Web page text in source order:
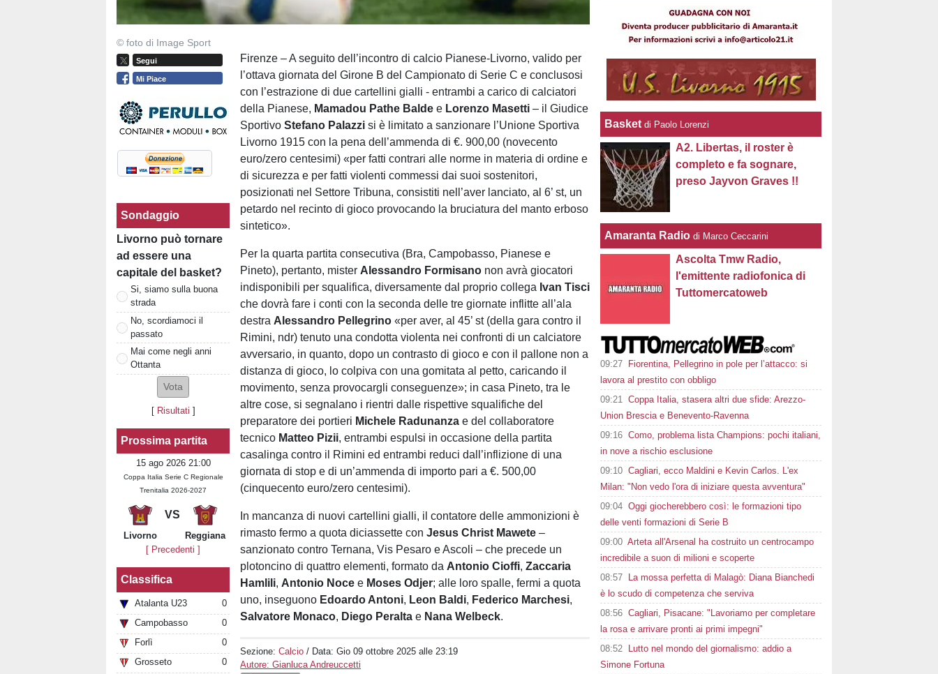
© foto di Image Sport
Segui
Mi Piace
Sondaggio
Livorno può tornare
ad essere una
capitale del basket?
Si, siamo sulla buona
strada
No, scordiamoci il
passato
Mai come negli anni
Ottanta
[ Risultati ]
Prossima partita
15 ago 2026 21:00
Coppa Italia Serie C Regionale
Trenitalia 2026-2027
VS
Livorno
Reggiana
[ Precedenti ]
Classifica
Atalanta U23
0
Campobasso
0
Forlì
0
Grosseto
0
Firenze – A seguito dell’incontro di calcio Pianese-Livorno, valido per
l’ottava giornata del Girone B del Campionato di Serie C e conclusosi
con l’estrazione di due cartellini gialli - entrambi a carico di calciatori
della Pianese, Mamadou Pathe Baldee Lorenzo Masetti– il Giudice
SportivoStefano Palazzisi è limitato a sanzionare l’Unione Sportiva
Livorno 1915 con la pena dell’ammenda di €. 900,00 (novecento
euro/zero centesimi) «per fatti contrari alle norme in materia di ordine e
di sicurezza e per fatti violenti commessi dai suoi sostenitori,
posizionati nel Settore Tribuna, consistiti nell’aver lanciato, al 6’ st, un
petardo nel recinto di gioco provocando la bruciatura del manto erboso
sintetico».
Per la quarta partita consecutiva (Bra, Campobasso, Pianese e
Pineto), pertanto, mister Alessandro Formisano non avrà giocatori
indisponibili per squalifica, diversamente dal proprio collega Ivan Tisci
che dovrà fare i conti con la seconda delle tre giornate inflitte all’ala
destra Alessandro Pellegrino«per aver, al 45’ st (della gara contro il
Rimini, ndr) tenuto una condotta violenta nei confronti di un calciatore
avversario, in quanto, dopo un contrasto di gioco e con il pallone non a
distanza di gioco, lo colpiva con una gomitata al petto, caricando il
movimento, senza provocargli conseguenze»; in casa Pineto, tra le
altre cose, si segnalano i rientri dalle rispettive squalifiche del
preparatore dei portieri Michele Radunanzae del collaboratore
tecnico Matteo Pizii, entrambi espulsi in occasione della partita
casalinga contro il Rimini ed entrambi reduci dall’inflizione di una
giornata di stop e di un’ammenda di importo pari a €. 500,00
(cinquecento euro/zero centesimi).
In mancanza di nuovi cartellini gialli, il contatore delle ammonizioni è
rimasto fermo a quota diciassette conJesus Christ Mawete–
sanzionato contro Ternana, Vis Pesaro e Ascoli – che precede un
plotoncino di quattro elementi, formato da Antonio Cioffi,Zaccaria
Hamlili, Antonio Nocee Moses Odjer; alle loro spalle, fermi a quota
uno, inseguono Edoardo Antoni, Leon Baldi, Federico Marchesi,
Salvatore Monaco, Diego Peraltae Nana Welbeck.
Sezione:Calcio / Data:Gio 09 ottobre 2025 alle 23:19
Autore: Gianluca Andreuccetti
Basket di Paolo Lorenzi
A2. Libertas, il roster è
completo e fa sognare,
preso Jayvon Graves !!
Amaranta Radio di Marco Ceccarini
Ascolta Tmw Radio,
l'emittente radiofonica di
Tuttomercatoweb
09:27
Fiorentina, Pellegrino in pole per l’attacco: si
lavora al prestito con obbligo
09:21 Coppa Italia, stasera altri due sfide: Arezzo-
Union Brescia e Benevento-Ravenna
09:16 Como, problema lista Champions: pochi italiani,
in nove a rischio esclusione
09:10 Cagliari, ecco Maldini e Kevin Carlos. L'ex
Milan: "Non vedo l'ora di iniziare questa avventura"
09:04 Oggi giocherebbero così: le formazioni tipo
delle venti formazioni di Serie B
09:00 Arteta all'Arsenal ha costruito un centrocampo
incredibile a suon di milioni e scoperte
08:57
La mossa perfetta di Malagò: Diana Bianchedi
è lo scudo di competenza che serviva
08:56 Cagliari, Pisacane: "Lavoriamo per completare
la rosa e arrivare pronti ai primi impegni"
08:52
Lutto nel mondo del giornalismo: addio a
Simone Fortuna